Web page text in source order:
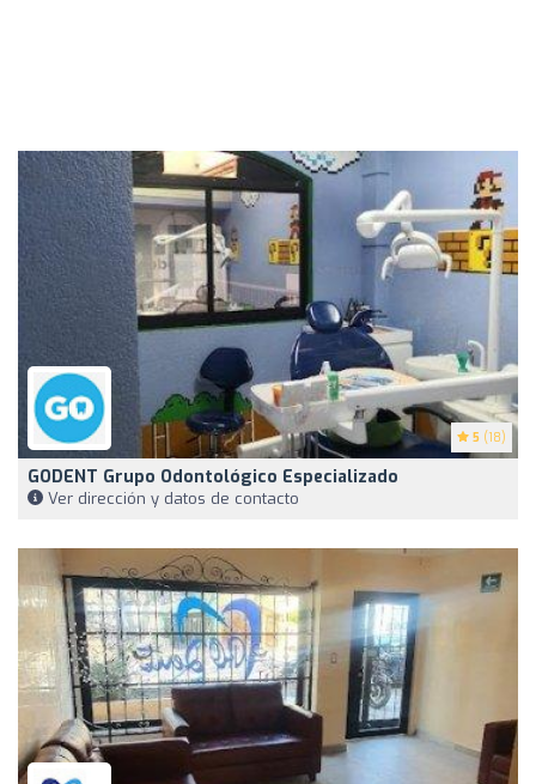
5 (18)
GODENT Grupo Odontológico Especializado
Ver dirección y datos de contacto